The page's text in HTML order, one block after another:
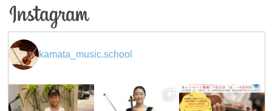
kamata_music.school